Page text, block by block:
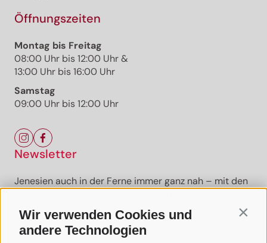
Wir verwenden Cookies und
andere Technologien
Öffnungszeiten
Montag bis Freitag
08:00 Uhr bis 12:00 Uhr &
13:00 Uhr bis 16:00 Uhr
Samstag
09:00 Uhr bis 12:00 Uhr
Newsletter
Jenesien auch in der Ferne immer ganz nah – mit den
Ferienregion.